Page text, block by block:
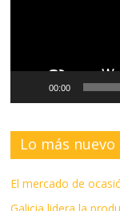
00:00
Lo más nuevo
El mercado de